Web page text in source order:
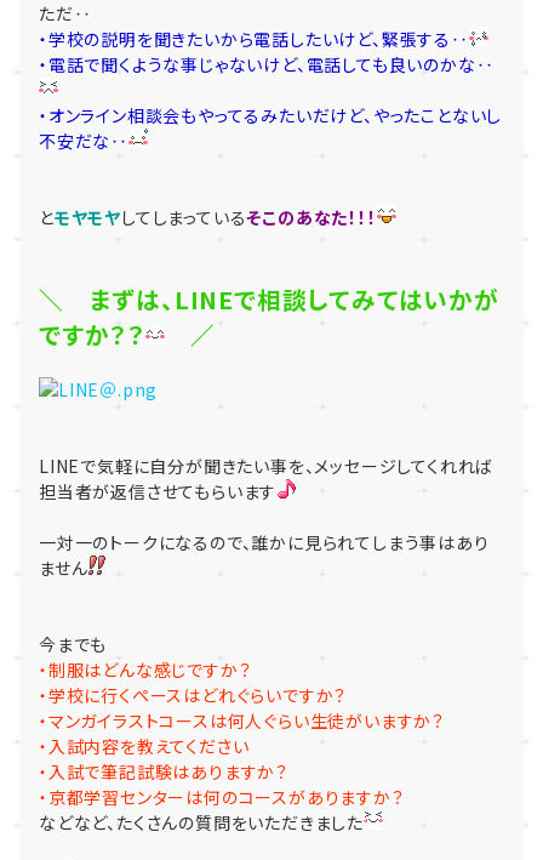
ただ‥
・学校の説明を聞きたいから電話したいけど、緊張する‥
・電話で聞くような事じゃないけど、電話しても良いのかな‥
・オンライン相談会もやってるみたいだけど、やったことないし
不安だな‥
とモヤモヤしてしまっているそこのあなた！！！
＼ まずは、LINEで相談してみてはいかが
ですか？？
／
LINEで気軽に自分が聞きたい事を、メッセージしてくれれば
担当者が返信させてもらいます
一対一のトークになるので、誰かに見られてしまう事はあり
ません
今までも
・制服はどんな感じですか？
・学校に行くペースはどれぐらいですか？
・マンガイラストコースは何人ぐらい生徒がいますか？
・入試内容を教えてください
・入試で筆記試験はありますか？
・京都学習センターは何のコースがありますか？
などなど、たくさんの質問をいただきました